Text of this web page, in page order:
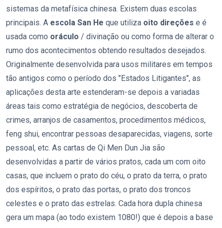
sistemas da metafísica chinesa. Existem duas escolas
principais. A escola San He que utiliza oito direções e é
usada como oráculo / divinação ou como forma de alterar o
rumo dos acontecimentos obtendo resultados desejados.
Originalmente desenvolvida para usos militares em tempos
tão antigos como o período dos "Estados Litigantes", as
aplicações desta arte estenderam-se depois a variadas
áreas tais como estratégia de negócios, descoberta de
crimes, arranjos de casamentos, procedimentos médicos,
feng shui, encontrar pessoas desaparecidas, viagens, sorte
pessoal, etc. As cartas de Qi Men Dun Jia são
desenvolvidas a partir de vários pratos, cada um com oito
casas, que incluem o prato do céu, o prato da terra, o prato
dos espíritos, o prato das portas, o prato dos troncos
celestes e o prato das estrelas. Cada hora dupla chinesa
gera um mapa (ao todo existem 1080!) que é depois a base